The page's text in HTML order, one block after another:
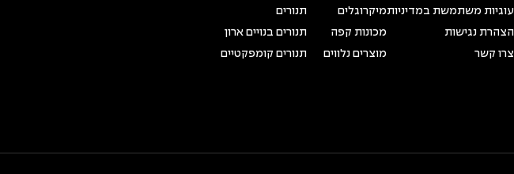
עוגיות משתמשת במדיניות
הצהרת נגישות
צרו קשר
מיקרוגלים
מכונות קפה
מוצרים נלווים
תנורים
תנורים בנויים ארון
תנורים קומפקטיים